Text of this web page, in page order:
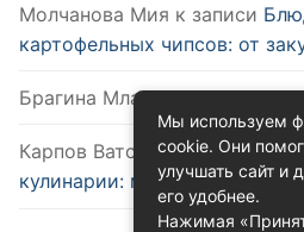
Молчанова Мия к записи
картофельных чипсов: от
Брагина Младак записиКак
Карпов Ватславк записи
кулинарии: микроволновка
Мы используем
cookie. Они
улучшать сайт и
его удобнее.
Нажимая